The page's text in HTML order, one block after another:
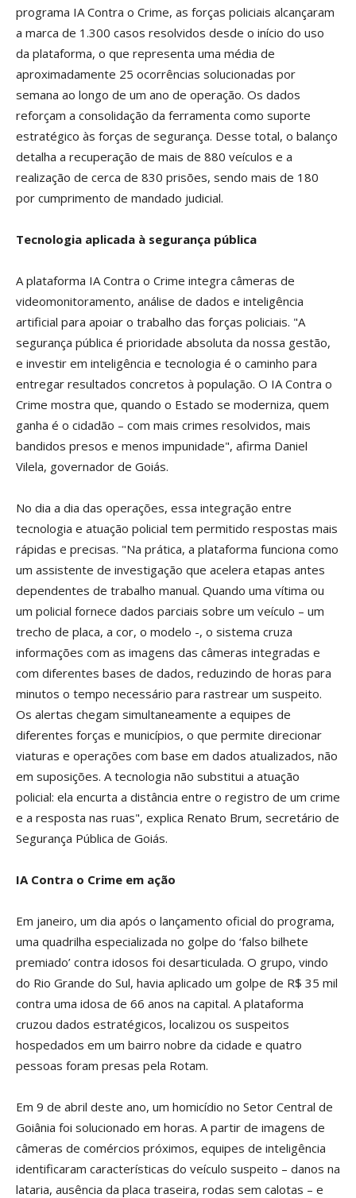
programa IA Contra o Crime, as forças policiais alcançaram
a marca de 1.300 casos resolvidos desde o início do uso
da plataforma, o que representa uma média de
aproximadamente 25 ocorrências solucionadas por
semana ao longo de um ano de operação. Os dados
reforçam a consolidação da ferramenta como suporte
estratégico às forças de segurança. Desse total, o balanço
detalha a recuperação de mais de 880 veículos e a
realização de cerca de 830 prisões, sendo mais de 180
por cumprimento de mandado judicial.
Tecnologia aplicada à segurança pública
A plataforma IA Contra o Crime integra câmeras de
videomonitoramento, análise de dados e inteligência
artificial para apoiar o trabalho das forças policiais. "A
segurança pública é prioridade absoluta da nossa gestão,
e investir em inteligência e tecnologia é o caminho para
entregar resultados concretos à população. O IA Contra o
Crime mostra que, quando o Estado se moderniza, quem
ganha é o cidadão – com mais crimes resolvidos, mais
bandidos presos e menos impunidade", afirma Daniel
Vilela, governador de Goiás.
No dia a dia das operações, essa integração entre
tecnologia e atuação policial tem permitido respostas mais
rápidas e precisas. "Na prática, a plataforma funciona como
um assistente de investigação que acelera etapas antes
dependentes de trabalho manual. Quando uma vítima ou
um policial fornece dados parciais sobre um veículo – um
trecho de placa, a cor, o modelo -, o sistema cruza
informações com as imagens das câmeras integradas e
com diferentes bases de dados, reduzindo de horas para
minutos o tempo necessário para rastrear um suspeito.
Os alertas chegam simultaneamente a equipes de
diferentes forças e municípios, o que permite direcionar
viaturas e operações com base em dados atualizados, não
em suposições. A tecnologia não substitui a atuação
policial: ela encurta a distância entre o registro de um crime
e a resposta nas ruas", explica Renato Brum, secretário de
Segurança Pública de Goiás.
IA Contra o Crime em ação
Em janeiro, um dia após o lançamento oficial do programa,
uma quadrilha especializada no golpe do ‘falso bilhete
premiado’ contra idosos foi desarticulada. O grupo, vindo
do Rio Grande do Sul, havia aplicado um golpe de R$ 35 mil
contra uma idosa de 66 anos na capital. A plataforma
cruzou dados estratégicos, localizou os suspeitos
hospedados em um bairro nobre da cidade e quatro
pessoas foram presas pela Rotam.
Em 9 de abril deste ano, um homicídio no Setor Central de
Goiânia foi solucionado em horas. A partir de imagens de
câmeras de comércios próximos, equipes de inteligência
identificaram características do veículo suspeito – danos na
lataria, ausência da placa traseira, rodas sem calotas – e